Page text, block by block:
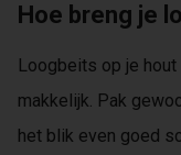
Hoe breng je
Loogbeits op je
makkelijk. Pak
het blik even goed